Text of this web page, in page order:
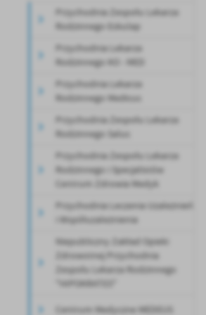
Przychodnia Zespołu Lekarza
Rodzinnego Eskulap
Przychodnia Lekarza
Rodzinnego KO - MED
Przychodnia Lekarza
Rodzinnego Medicus
Przychodnia Zespołu Lekarza
Rodzinnego Salus
Przychodnia Zespołu Lekarza
Rodzinnego i Specjalistów
Centrum Zdrowia Medyk
Przychodnia Leczenia Uzależnień
i Współuzależnienia
Niepubliczny Zakład Opieki
Zdrowotnej Przychodnia
Zespołu Lekarza Rodzinnego
"HIPOKRATES"
Centrum Medyczne MEDEUS